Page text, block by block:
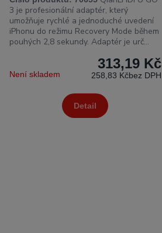
3 je profesionální adaptér, který
umožňuje rychlé a jednoduché uvedení
iPhonu do režimu Recovery Mode během
pouhých 2,8 sekundy. Adaptér je urč...
313,19 Kč
258,83 Kčbez DPH
Není skladem
Detail